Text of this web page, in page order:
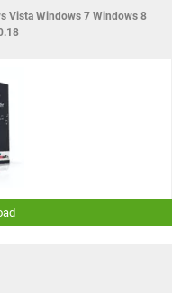
Vista Windows 7 Windows 8